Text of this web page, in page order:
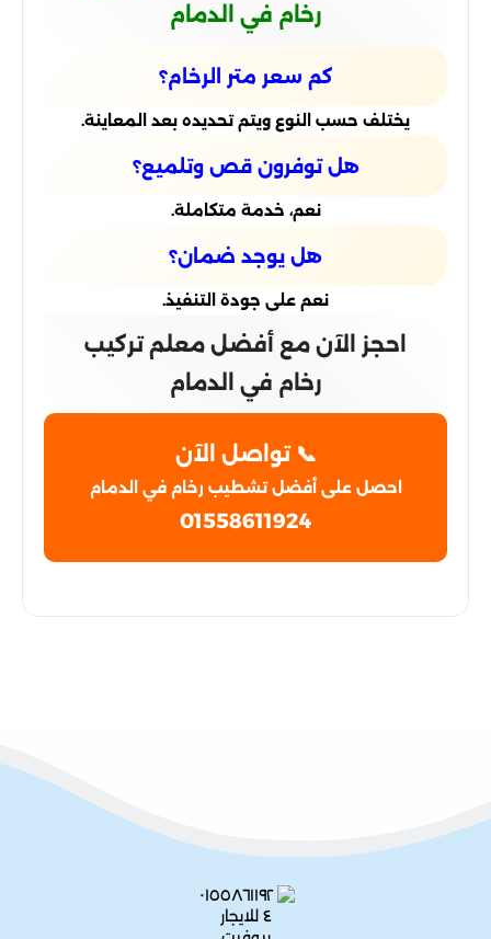
رخام في الدمام
كم سعر متر الرخام؟
يختلف حسب النوع ويتم تحديده بعد المعاينة.
هل توفرون قص وتلميع؟
نعم، خدمة متكاملة.
هل يوجد ضمان؟
نعم على جودة التنفيذ.
احجز الآن مع أفضل معلم تركيب
رخام في الدمام
📞 تواصل الآن
احصل على أفضل تشطيب رخام في الدمام
01558611924